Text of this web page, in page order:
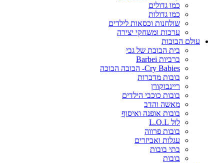
כמו גדולים
כמו גדולות
שולחנות וכסאות לילדים
ערכות ומשחקי יצירה
עולם הבובות
בית הבובת של גבי
ברביות Barbei
Cry Babies- הבובה הבוכה
בובות מדברות
ריינבוקורן
בובות כוכבי הילדים
מאשה והדב
בובות אופנה ואיסוף
לול L.O.L
בובות פרווה
עגלות ואביזרים
בתי בובות
בובות